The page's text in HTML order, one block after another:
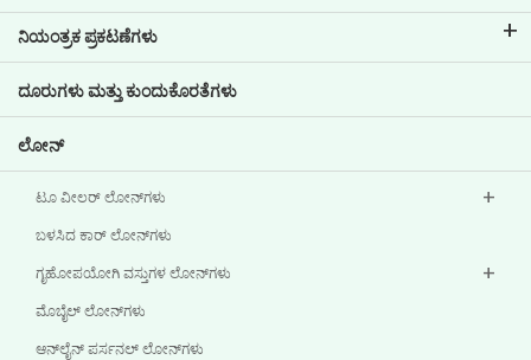
ನಮ್ಮ ಬ್ರ್ಯಾಂಡ್ ಬಗ್ಗೆ ತಿಳಿಯಿರಿ
ಪ್ರಮುಖ ಪ್ರೊಫೈಲ್‌ಗಳು
ಕಾರ್ಪೋರೇಟ್ ಆಡಳಿತ
ಹೂಡಿಕೆದಾರರ ಮಾಹಿತಿ
ನಿಯಂತ್ರಕ ಪ್ರಕಟಣೆಗಳು
ಪಾಲಿಸಿಗಳು
ಇತರ ಪ್ರಕಟಣೆಗಳು
ದೂರುಗಳು ಮತ್ತು ಕುಂದುಕೊರತೆಗಳು
ಲೋನ್‌
ಟೂ ವೀಲರ್ ಲೋನ್‌ಗಳು
ಬಳಸಿದ ಕಾರ್ ಲೋನ್‌ಗಳು
ಗೃಹೋಪಯೋಗಿ ವಸ್ತುಗಳ ಲೋನ್‌ಗಳು
ಮೊಬೈಲ್ ಲೋನ್‌ಗಳು
ಆನ್‌ಲೈನ್ ಪರ್ಸನಲ್ ಲೋನ್‌ಗಳು